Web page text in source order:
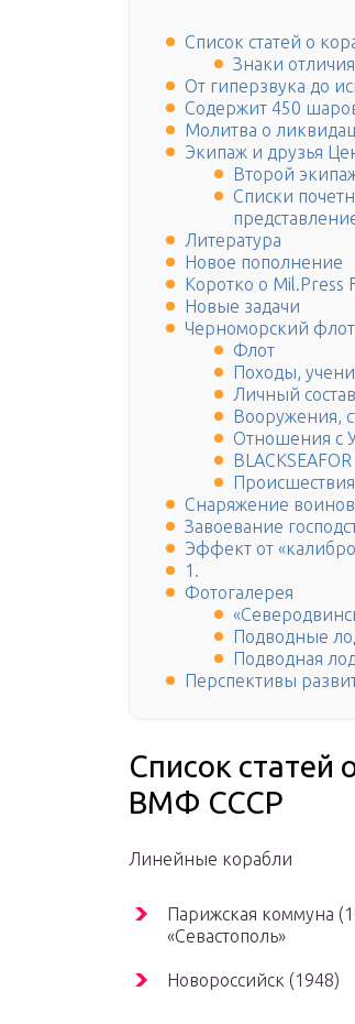
Список статей о
Знаки отличия
От гиперзвука до
Содержит 450
Молитва о
Экипаж и друзья
Второй
Списки
Литература
Новое пополнение
Коротко о Mil.Press
Новые задачи
Черноморский
Флот
Походы,
Личный состав
Вооружения,
Отношения с
BLACKSEAFOR
Происшествия
Снаряжение
Завоевание
Эффект от
1.
Фотогалерея
Подводные
Подводная
Перспективы
Список статей
ВМФ СССР
Линейные корабли
Парижская коммуна
«Севастополь»
Новороссийск (1948)